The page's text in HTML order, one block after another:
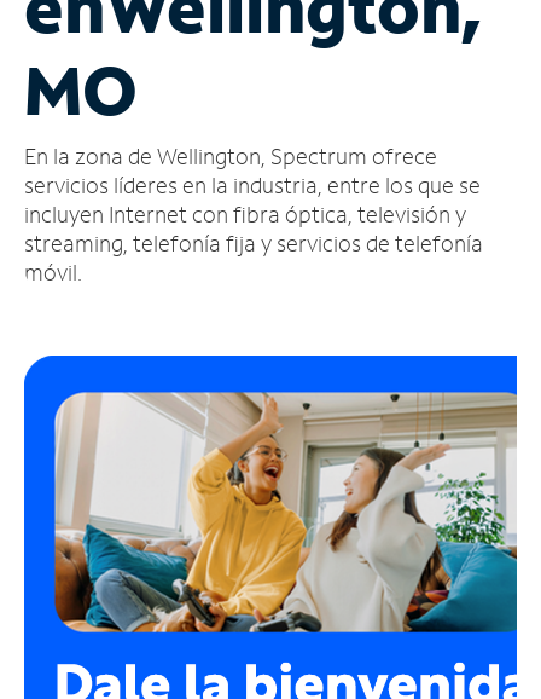
cuenta
Encuentra
tienda
MO
En la zona de Wellington, Spectrum ofrece
servicios líderes en la industria, entre los que se
incluyen Internet con fibra óptica, televisión y
streaming, telefonía fija y servicios de telefonía
móvil.